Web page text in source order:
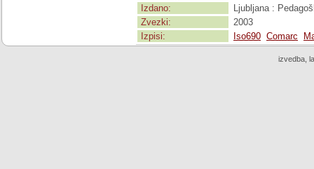
Izdano:
Ljubljana :
Zvezki:
2003
Izpisi:
Iso690 Comarc
izvedba,